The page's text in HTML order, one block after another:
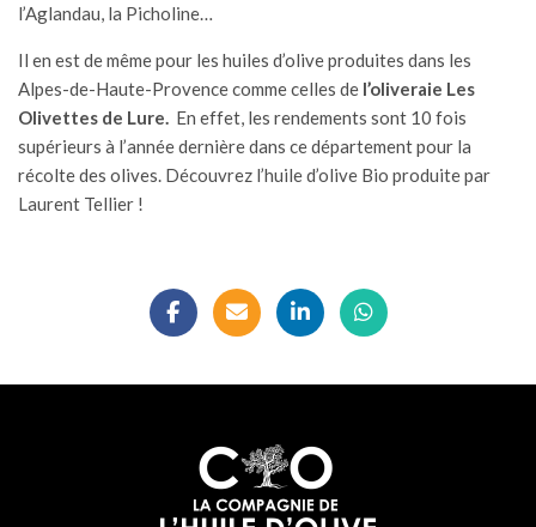
l’Aglandau, la Picholine…
Il en est de même pour les huiles d’olive produites dans les
Alpes-de-Haute-Provence comme celles de l’oliveraie Les
Olivettes de Lure. En effet, les rendements sont 10 fois
supérieurs à l’année dernière dans ce département pour la
récolte des olives. Découvrez l’huile d’olive Bio produite par
Laurent Tellier !